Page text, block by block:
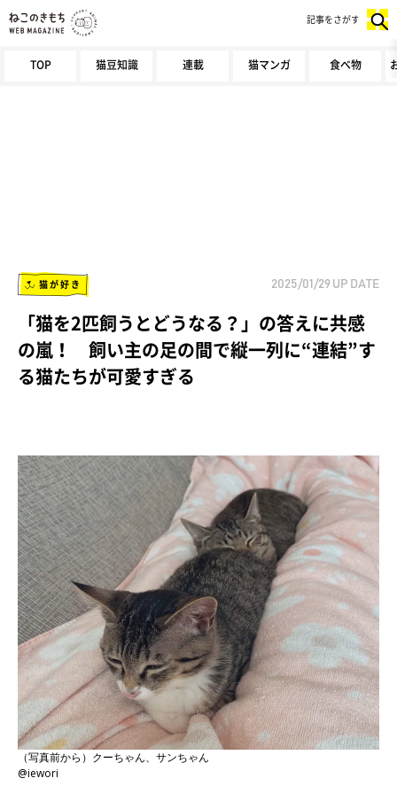
TOP 猫豆知識 連載 猫マンガ 食べ物
記事をさがす
猫が好き 2025/01/29 UP DATE
「猫を2匹飼うとどうなる？」の答えに共感
の嵐！ 飼い主の足の間で縦一列に“連結”す
る猫たちが可愛すぎる
（写真前から）クーちゃん、サンちゃん
@iewori